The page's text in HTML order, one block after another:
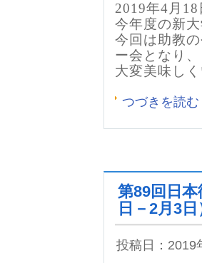
2019年4月18
今年度の新
今回は助教
ー会となり、
大変美味し
つづきを読む
第89回日
日－2月3日
投稿日：2019